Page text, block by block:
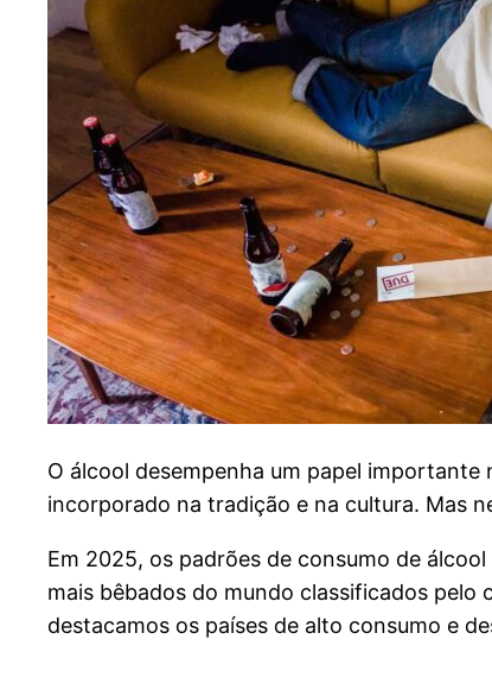
O álcool desempenha um papel
incorporado na tradição e na cultura. Mas
Em 2025, os padrões de consumo de
mais bêbados do mundo classificados pelo
destacamos os países de alto consumo e